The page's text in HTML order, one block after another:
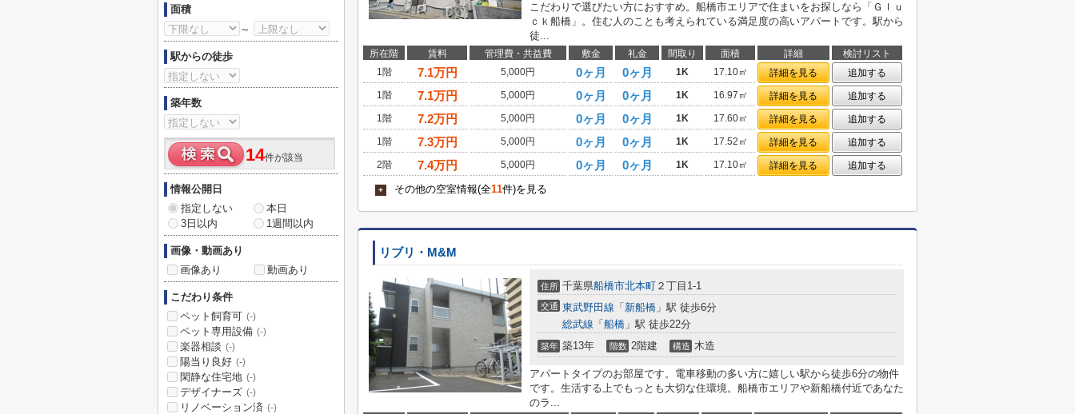
こだわりで選びたい方におすすめ。船橋市エリアで住まいをお探しなら「Ｇｌｕ
ｃｋ船橋」。住む人のことも考えられている満足度の高いアパートです。駅から
徒...
所在階 賃料 管理費・共益費 敷金 礼金 間取り 面積 詳細
検討リスト
1階
7.1万円 5,000円 0ヶ月 0ヶ月 1K 17.10㎡ 詳細を見る
追加する
1階
7.1万円 5,000円 0ヶ月 0ヶ月 1K 16.97㎡ 詳細を見る
追加する
1階
7.2万円 5,000円 0ヶ月 0ヶ月 1K 17.60㎡ 詳細を見る
追加する
1階
7.3万円 5,000円 0ヶ月 0ヶ月 1K 17.52㎡ 詳細を見る
追加する
2階
7.4万円 5,000円 0ヶ月 0ヶ月 1K 17.10㎡ 詳細を見る 追加する
+ その他の空室情報(全11件)を見る
リブリ・M&M
住所 千葉県船橋市北本町 ２丁目1-1
交通 東武野田線 「 新船橋 」駅 徒歩6分
総武線 「 船橋 」駅 徒歩22分
築年 築13年 階数 2階建 構造 木造
アパートタイプのお部屋です。電車移動の多い方に嬉しい駅から徒歩6分の物件
です。生活する上でもっとも大切な住環境。船橋市エリアや新船橋付近であなた
のラ...
面積
～
駅からの徒歩
築年数
14件が該当
情報公開日
指定しない
本日
3日以内
1週間以内
画像・動画あり
画像あり
動画あり
こだわり条件
ペット飼育可 (-)
ペット専用設備 (-)
楽器相談 (-)
陽当り良好 (-)
閑静な住宅地 (-)
デザイナーズ (-)
リノベーション済 (-)